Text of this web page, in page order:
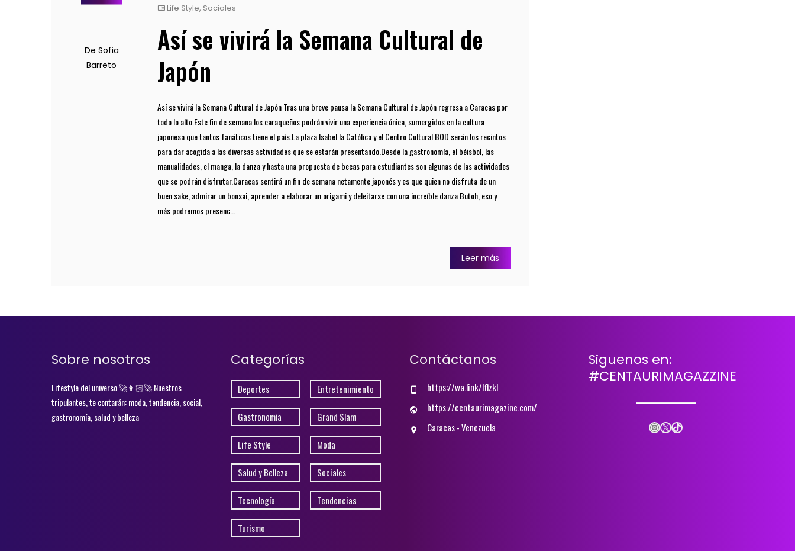
De Sofia
Barreto
Life Style, Sociales
Así se vivirá la Semana Cultural de
Japón
Así se vivirá la Semana Cultural de Japón Tras una breve pausa la Semana Cultural de Japón regresa a Caracas por
todo lo alto.Este fin de semana los caraqueños podrán vivir una experiencia única, sumergidos en la cultura
japonesa que tantos fanáticos tiene el país.La plaza Isabel la Católica y el Centro Cultural BOD serán los recintos
para dar acogida a las diversas actividades que se estarán presentando.Desde la gastronomía, el béisbol, las
manualidades, el manga, la danza y hasta una propuesta de becas para estudiantes son algunas de las actividades
que se podrán disfrutar.Caracas sentirá un fin de semana netamente japonés y es que quien no disfruta de un
buen sake, admirar un bonsai, aprender a elaborar un origami y deleitarse con una increíble danza Butoh, eso y
más podremos presenc...
Leer más
Sobre nosotros
Lifestyle del universo 🚀👩🏻‍🚀 Nuestros
tripulantes, te contarán: moda, tendencia, social,
gastronomía, salud y belleza
Categorías
Deportes Entretenimiento
Gastronomía Grand Slam
Life Style Moda
Salud y Belleza Sociales
Tecnología Tendencias
Turismo
Contáctanos
https://wa.link/lflzkl
https://centaurimagazine.com/
Caracas - Venezuela
Siguenos en:
#CENTAURIMAGAZZINE